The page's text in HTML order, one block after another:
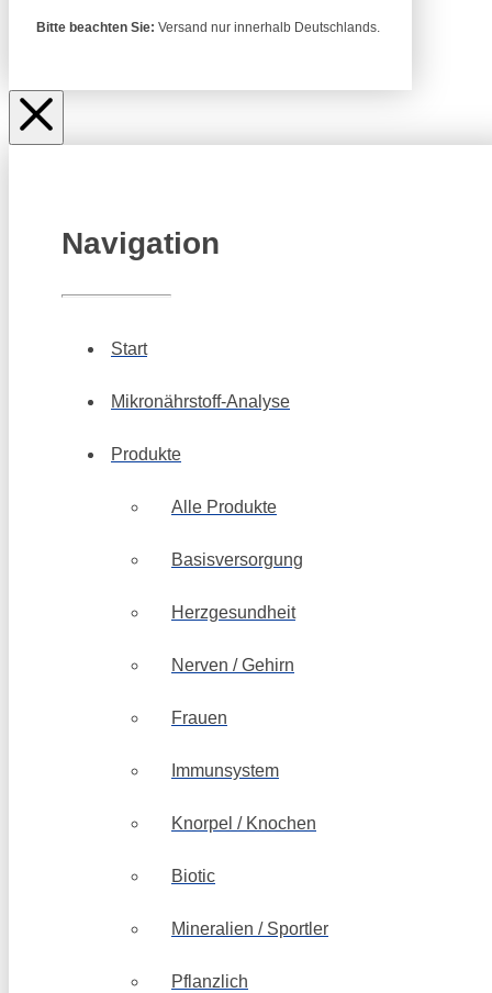
Bitte beachten Sie: Versand nur innerhalb Deutschlands.
Navigation
Start
Mikronährstoff-Analyse
Produkte
Alle Produkte
Basisversorgung
Herzgesundheit
Nerven / Gehirn
Frauen
Immunsystem
Knorpel / Knochen
Biotic
Mineralien / Sportler
Pflanzlich